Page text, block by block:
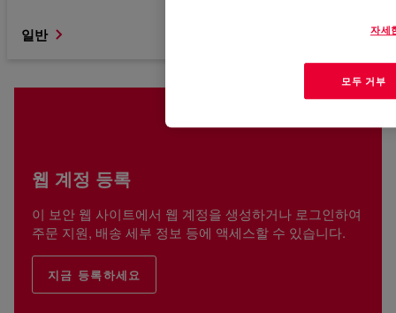
일반
웹 계정 등록
이 보안 웹 사이트에서 웹 계정을 생성하거나 로그인하여
주문 지원, 배송 세부 정보 등에 액세스할 수 있습니다.
지금 등록하세요
자세
모두 거부